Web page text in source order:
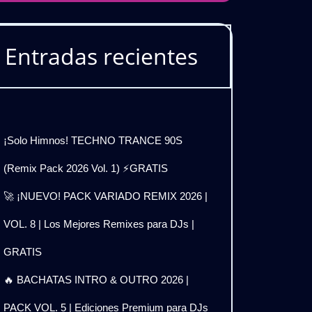
Entradas recientes
¡Solo Himnos! TECHNO TRANCE 90S
(Remix Pack 2026 Vol. 1) ⚡GRATIS
🚀 ¡NUEVO! PACK VARIADO REMIX 2026 |
VOL. 8 | Los Mejores Remixes para DJs |
GRATIS
🔥 BACHATAS INTRO & OUTRO 2026 |
PACK VOL. 5 | Ediciones Premium para DJs